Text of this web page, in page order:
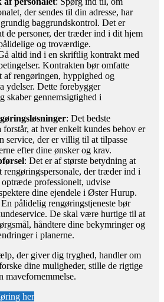
der sendes til din adresse, har
grundig baggrundskontrol. Det er
de personer, der træder ind i dit hjem
og troværdige.
altid ind i en skriftlig kontrakt med
Kontrakten bør omfatte
af rengøringen, hyppighed og
ydelser. Dette forebygger
skaber gennemsigtighed i
: Det bedste
at hver enkelt kundes behov er
service, der er villig til at tilpasse
efter dine ønsker og krav.
: Det er af største betydning at
der træder ind i
professionelt, udvise
dine ejendele i Øster Hurup.
En pålidelig rengøringstjeneste bør
De skal være hurtige til at
håndtere dine bekymringer og
i planerne.
der giver dig tryghed, handler om
dine muligheder, stille de rigtige
mavefornemmelse.
her